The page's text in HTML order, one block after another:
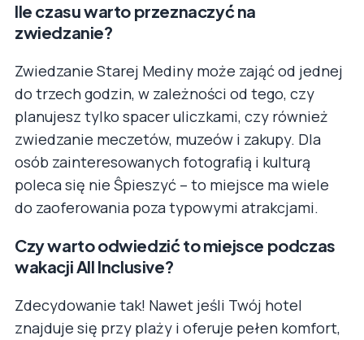
Ile czasu warto przeznaczyć na
zwiedzanie?
Zwiedzanie Starej Mediny może zająć od jednej
do trzech godzin, w zależności od tego, czy
planujesz tylko spacer uliczkami, czy również
zwiedzanie meczetów, muzeów i zakupy. Dla
osób zainteresowanych fotografią i kulturą
poleca się nie Ŝpieszyć – to miejsce ma wiele
do zaoferowania poza typowymi atrakcjami.
Czy warto odwiedzić to miejsce podczas
wakacji All Inclusive?
Zdecydowanie tak! Nawet jeśli Twój hotel
znajduje się przy plaży i oferuje pełen komfort,